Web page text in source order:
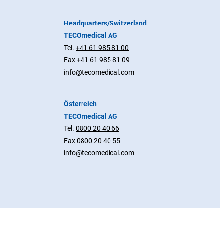
Headquarters/Switzerland
TECOmedical AG
Tel. +41 61 985 81 00
Fax +41 61 985 81 09
info@tecomedical.com
Österreich
TECOmedical AG
Tel. 0800 20 40 66
Fax 0800 20 40 55
info@tecomedical.com